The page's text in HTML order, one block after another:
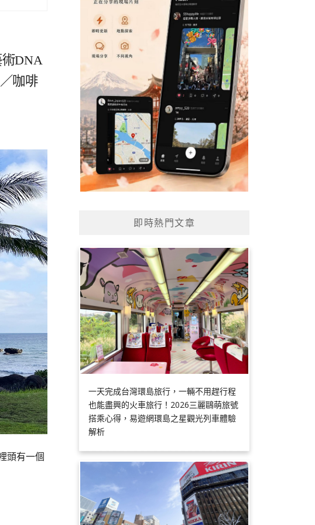
DNA
咖啡
頭有一個
即時熱門文章
一天完成台灣環島旅行，一輛不用趕行程
也能盡興的火車旅行！2026三麗鷗萌旅號
搭乘心得，易遊網環島之星觀光列車體驗
解析